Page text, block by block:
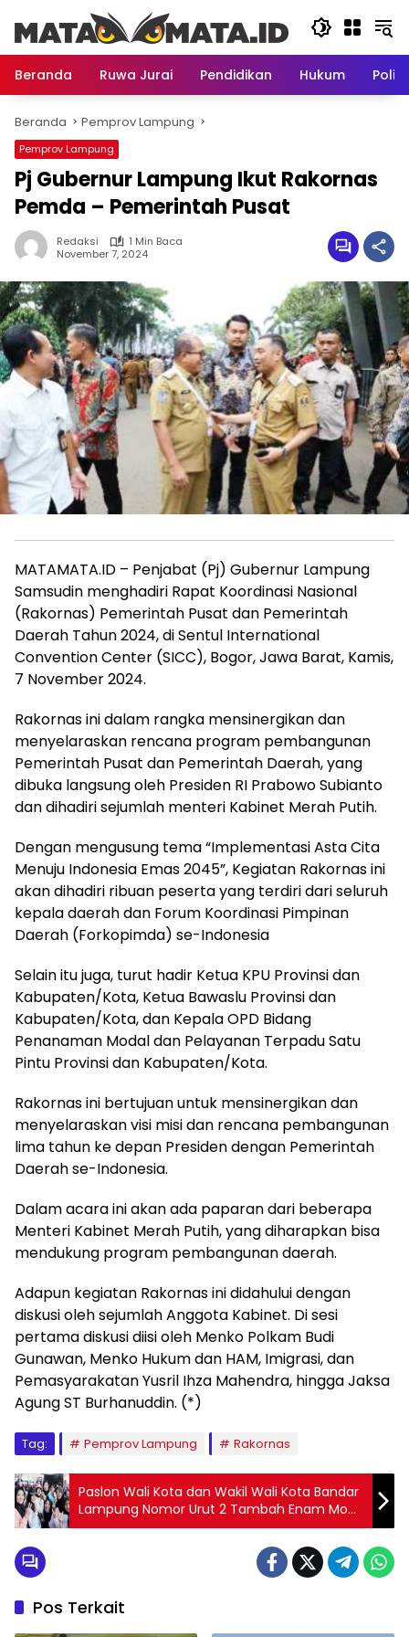
konten
Beranda
Ruwa Jurai Pendidikan Hukum
Beranda Pemprov Lampung
Pemprov Lampung
Pj Gubernur Lampung Ikut Rakornas
Pemda – Pemerintah Pusat
Redaksi
1 Min Baca
November 7, 2024
MATAMATA.ID – Penjabat (Pj) Gubernur Lampung
Samsudin menghadiri Rapat Koordinasi Nasional
(Rakornas) Pemerintah Pusat dan Pemerintah
Daerah Tahun 2024, di Sentul International
Convention Center (SICC), Bogor, Jawa Barat, Kamis,
7 November 2024.
Rakornas ini dalam rangka mensinergikan dan
menyelaraskan rencana program pembangunan
Pemerintah Pusat dan Pemerintah Daerah, yang
dibuka langsung oleh Presiden RI Prabowo Subianto
dan dihadiri sejumlah menteri Kabinet Merah Putih.
Dengan mengusung tema “Implementasi Asta Cita
Menuju Indonesia Emas 2045”, Kegiatan Rakornas ini
akan dihadiri ribuan peserta yang terdiri dari seluruh
kepala daerah dan Forum Koordinasi Pimpinan
Daerah (Forkopimda) se-Indonesia
Selain itu juga, turut hadir Ketua KPU Provinsi dan
Kabupaten/Kota, Ketua Bawaslu Provinsi dan
Kabupaten/Kota, dan Kepala OPD Bidang
Penanaman Modal dan Pelayanan Terpadu Satu
Pintu Provinsi dan Kabupaten/Kota.
Rakornas ini bertujuan untuk mensinergikan dan
menyelaraskan visi misi dan rencana pembangunan
lima tahun ke depan Presiden dengan Pemerintah
Daerah se-Indonesia.
Dalam acara ini akan ada paparan dari beberapa
Menteri Kabinet Merah Putih, yang diharapkan bisa
mendukung program pembangunan daerah.
Adapun kegiatan Rakornas ini didahului dengan
diskusi oleh sejumlah Anggota Kabinet. Di sesi
pertama diskusi diisi oleh Menko Polkam Budi
Gunawan, Menko Hukum dan HAM, Imigrasi, dan
Pemasyarakatan Yusril Ihza Mahendra, hingga Jaksa
Agung ST Burhanuddin. (*)
Tag: Pemprov Lampung Rakornas
Paslon Wali Kota dan Wakil Wali Kota Bandar
Lampung Nomor Urut 2 Tambah Enam Mobil
Jenazah
Pos Terkait